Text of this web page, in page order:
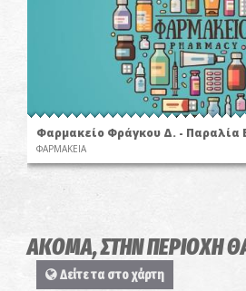
Φαρμακείο Φράγκου Δ. - Παραλία
ΦΑΡΜΑΚΕΙΑ
ΑΚΟΜΑ, ΣΤΗΝ ΠΕΡΙΟΧΗ
Δείτε τα στο χάρτη